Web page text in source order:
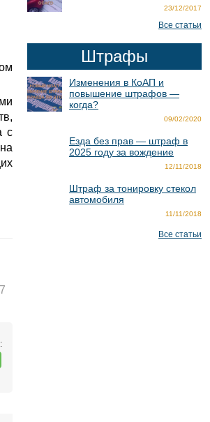
с
23/12/2017
Все статьи
Штрафы
Изменения в КоАП и
повышение штрафов —
когда?
09/02/2020
Езда без прав — штраф в
2025 году за вождение
12/11/2018
Штраф за тонировку стекол
автомобиля
11/11/2018
Все статьи